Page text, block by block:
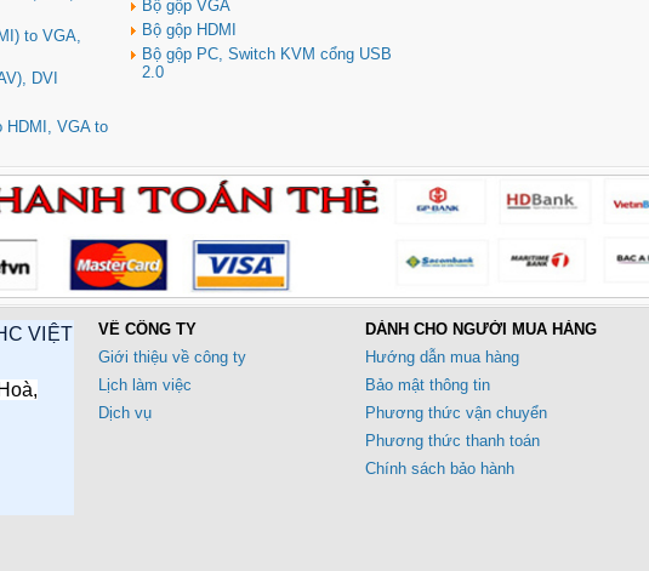
to VGA,
DVI
HDMI, VGA to
Bộ gộp VGA
Bộ gộp HDMI
Bộ gộp PC, Switch KVM cổng USB
2.0
VIỆT
VỀ CÔNG TY
Giới thiệu về công ty
Lịch làm việc
Dịch vụ
DÀNH CHO NGƯỜI MUA HÀNG
Hướng dẫn mua hàng
Bảo mật thông tin
Phương thức vận chuyển
Phương thức thanh toán
Chính sách bảo hành